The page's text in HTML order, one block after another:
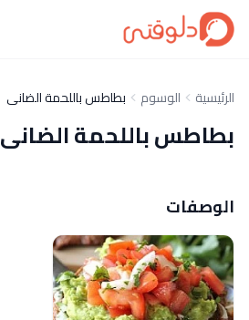
الرئيسية الوسوم بطاطس باللحمة الضانى
بطاطس باللحمة الضانى
الوصفات